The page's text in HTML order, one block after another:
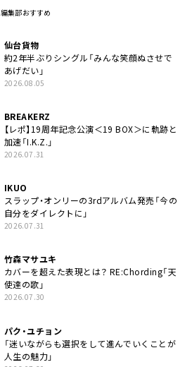
編集部おすすめ
仙台貨物
約2年半ぶりシングル「みんな笑顔ぬさせで
あげだい」
2026.08.05
BREAKERZ
【レポ】19周年記念公演＜19 BOX＞に軌跡と
加速「I.K.Z.」
2026.07.31
IKUO
スラップ・オンリーの3rdアルバム発売「今の
自分をダイレクトに」
2026.07.31
竹森マサユキ
カバーを超えた表現とは？ RE:Chording「天
使達の歌」
2026.07.30
パク・ユチョン
「迷いながらも選択をして進んでいくことが
人生の魅力」